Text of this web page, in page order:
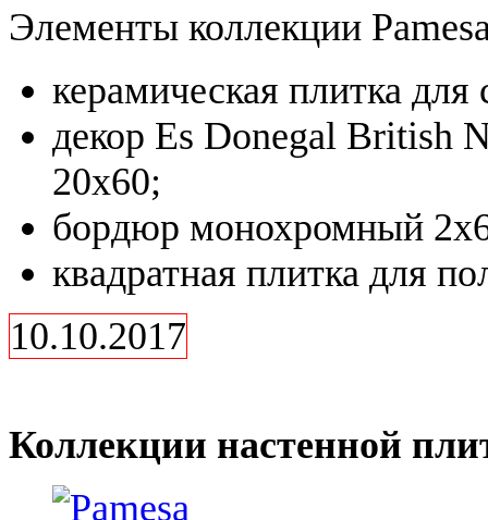
Элементы коллекции
керамическая плитка для
декор Es Donegal British
20x60;
бордюр монохромный
квадратная плитка для
10.10.2017
Коллекции настенной